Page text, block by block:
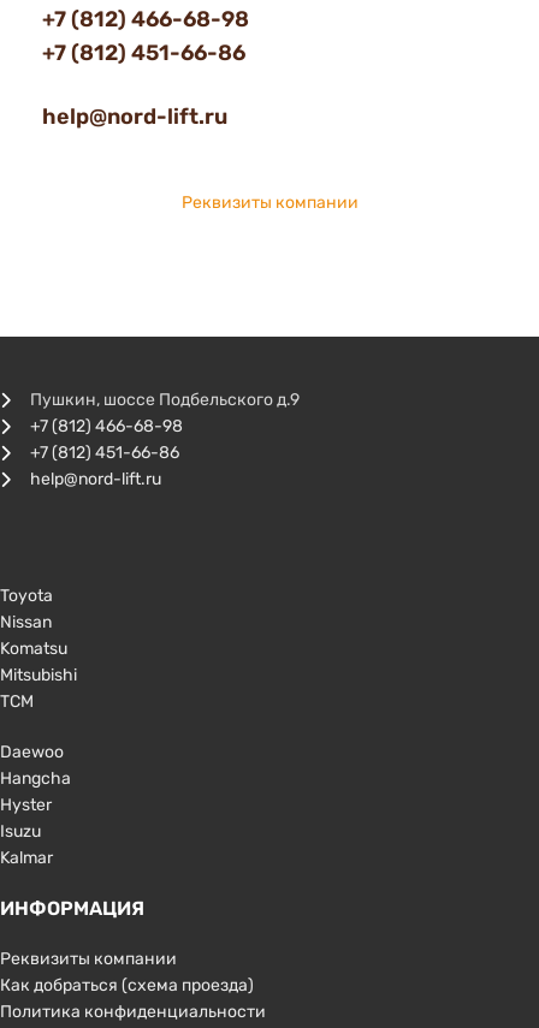
+7 (812) 466-68-98
+7 (812) 451-66-86
help@nord-lift.ru
Реквизиты компании
Пушкин, шоссе Подбельского д.9
+7 (812) 466-68-98
+7 (812) 451-66-86
help@nord-lift.ru
Toyota
Nissan
Komatsu
Mitsubishi
TCM
Daewoo
Hangcha
Hyster
Isuzu
Kalmar
ИНФОРМАЦИЯ
Реквизиты компании
Как добраться (схема проезда)
Политика конфиденциальности